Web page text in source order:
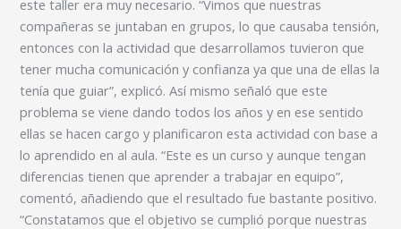
este taller era muy necesario. “Vimos que nuestras
compañeras se juntaban en grupos, lo que causaba tensión,
entonces con la actividad que desarrollamos tuvieron que
tener mucha comunicación y confianza ya que una de ellas la
tenía que guiar”, explicó. Así mismo señaló que este
problema se viene dando todos los años y en ese sentido
ellas se hacen cargo y planificaron esta actividad con base a
lo aprendido en al aula. “Este es un curso y aunque tengan
diferencias tienen que aprender a trabajar en equipo”,
comentó, añadiendo que el resultado fue bastante positivo.
“Constatamos que el objetivo se cumplió porque nuestras